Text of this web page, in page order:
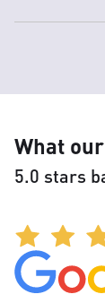
What
5.0 stars